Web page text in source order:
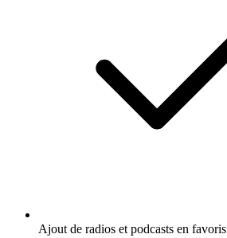
Ajout de radios et podcasts en favoris